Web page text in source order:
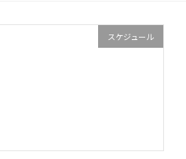
スケジュール